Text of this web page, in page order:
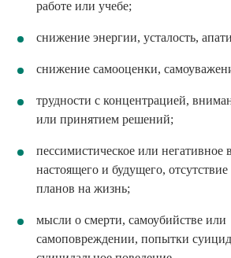
работе или учебе;
снижение энергии, усталость,
снижение самооценки,
трудности с концентрацией,
или принятием решений;
пессимистическое или негативное
настоящего и будущего,
планов на жизнь;
мысли о смерти, самоубийстве или
самоповреждении, попытки